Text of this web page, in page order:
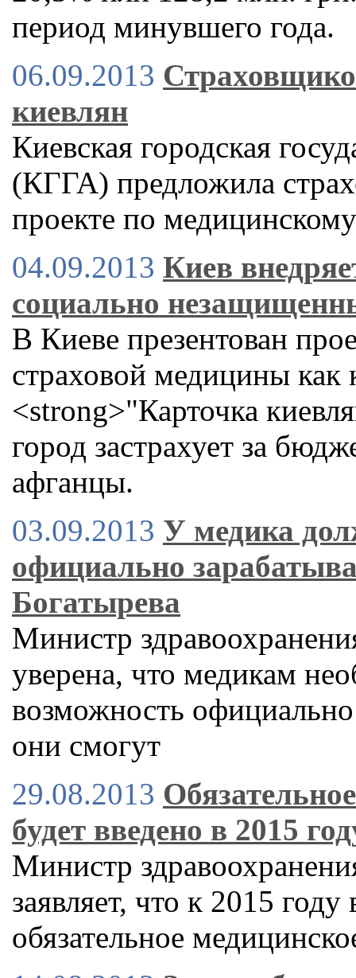
период минувшего года.
06.09.2013
киевлян
Киевская городская
(КГГА) предложила
проекте по
04.09.2013 Киев
социально
В Киеве презентован
страховой медицины как
<strong>"Карточка
город застрахует за
афганцы.
03.09.2013 У медика
официально
Богатырева
Министр
уверена, что медикам
возможность официально
они смогут
29.08.2013
будет введено в 2015
Министр
заявляет, что к 2015 году
обязательное